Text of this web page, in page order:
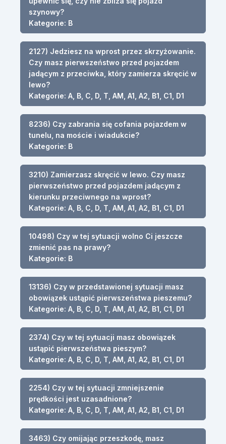
szynowy?
Kategorie: B
2127) Jedziesz na wprost przez skrzyżowanie.
Czy masz pierwszeństwo przed pojazdem
jadącym z przeciwka, który zamierza skręcić w
lewo?
Kategorie: A, B, C, D, T, AM, A1, A2, B1, C1, D1
8236) Czy zabrania się cofania pojazdem w
tunelu, na moście i wiadukcie?
Kategorie: B
3210) Zamierzasz skręcić w lewo. Czy masz
pierwszeństwo przed pojazdem jadącym z
kierunku przeciwnego na wprost?
Kategorie: A, B, C, D, T, AM, A1, A2, B1, C1, D1
10498) Czy w tej sytuacji wolno Ci jeszcze
zmienić pas na prawy?
Kategorie: B
13136) Czy w przedstawionej sytuacji masz
obowiązek ustąpić pierwszeństwa pieszemu?
Kategorie: A, B, C, D, T, AM, A1, A2, B1, C1, D1
2374) Czy w tej sytuacji masz obowiązek
ustąpić pierwszeństwa pieszym?
Kategorie: A, B, C, D, T, AM, A1, A2, B1, C1, D1
2254) Czy w tej sytuacji zmniejszenie
prędkości jest uzasadnione?
Kategorie: A, B, C, D, T, AM, A1, A2, B1, C1, D1
3463) Czy omijając przeszkodę, masz